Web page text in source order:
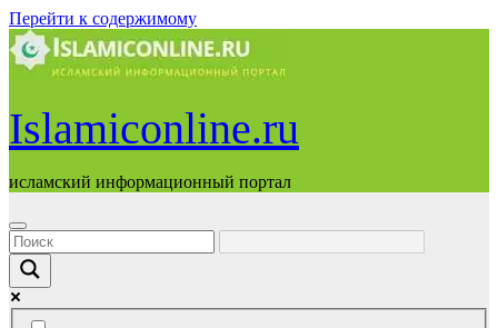
Перейти к содержимому
Islamiconline.ru
исламский информационный портал